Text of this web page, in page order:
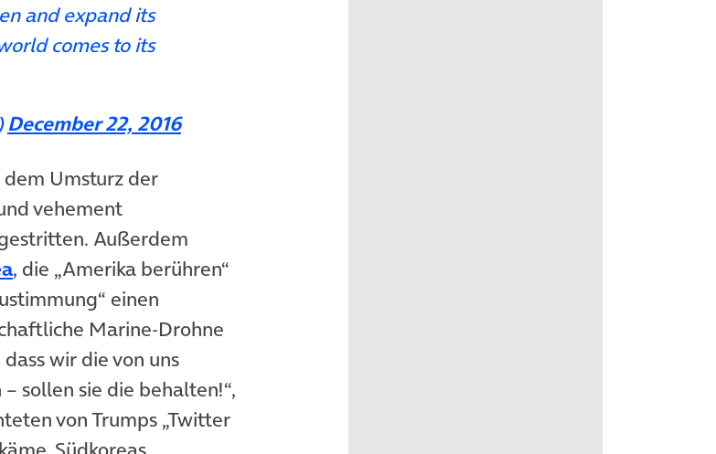
and expand its
comes to its
December 22, 2016
Umsturz der
vehement
Außerdem
(öffnet in neuem Tab)
, die „Amerika berühren“
einen
Marine-Drohne
wir die von uns
sollen sie die behalten!“,
von Trumps „Twitter